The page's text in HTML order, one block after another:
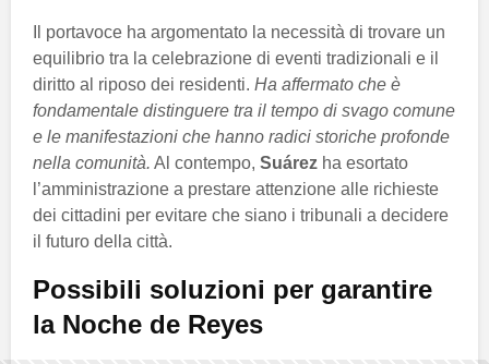
Il portavoce ha argomentato la necessità di trovare un
equilibrio tra la celebrazione di eventi tradizionali e il
diritto al riposo dei residenti. Ha affermato che è
fondamentale distinguere tra il tempo di svago comune
e le manifestazioni che hanno radici storiche profonde
nella comunità. Al contempo, Suárez ha esortato
l’amministrazione a prestare attenzione alle richieste
dei cittadini per evitare che siano i tribunali a decidere
il futuro della città.
Possibili soluzioni per garantire
la Noche de Reyes